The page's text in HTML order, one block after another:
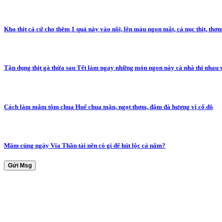
Kho thịt cá cứ cho thêm 1 quả này vào nồi, lên màu ngon mắt, cá nục thịt,
Tận dụng thịt gà thừa sau Tết làm ngay những món ngon này cả nhà thi nhau
Cách làm mắm tôm chua Huế chua mặn, ngọt thơm, đậm đà hương vị cố đô
Mâm cúng ngày Vía Thần tài nên có gì để hút lộc cả năm?
Gửi Msg